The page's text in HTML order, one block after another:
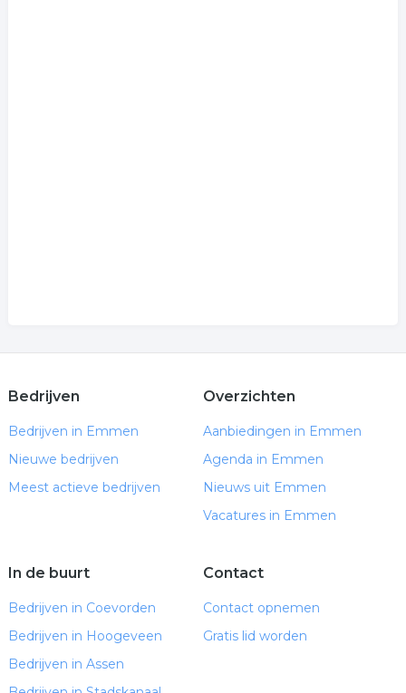
Bedrijven
Bedrijven in Emmen
Nieuwe bedrijven
Meest actieve bedrijven
Overzichten
Aanbiedingen in Emmen
Agenda in Emmen
Nieuws uit Emmen
Vacatures in Emmen
In de buurt
Bedrijven in Coevorden
Bedrijven in Hoogeveen
Bedrijven in Assen
Contact
Contact opnemen
Gratis lid worden